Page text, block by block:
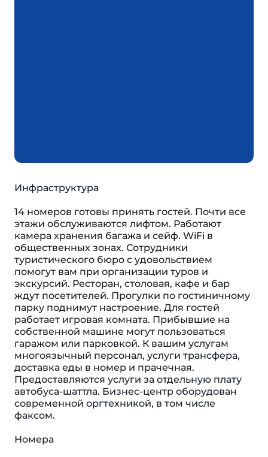
Инфраструктура
14 номеров готовы принять гостей. Почти все
этажи обслуживаются лифтом. Работают
камера хранения багажа и сейф. WiFi в
общественных зонах. Сотрудники
туристического бюро с удовольствием
помогут вам при организации туров и
экскурсий. Ресторан, столовая, кафе и бар
ждут посетителей. Прогулки по гостиничному
парку поднимут настроение. Для гостей
работает игровая комната. Прибывшие на
собственной машине могут пользоваться
гаражом или парковкой. К вашим услугам
многоязычный персонал, услуги трансфера,
доставка еды в номер и прачечная.
Предоставляются услуги за отдельную плату
автобуса-шаттла. Бизнес-центр оборудован
современной оргтехникой, в том числе
факсом.
Номера